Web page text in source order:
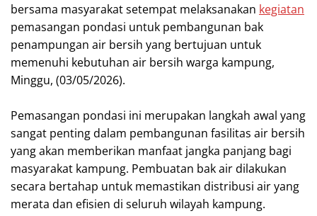
bersama masyarakat setempat melaksanakan kegiatan
pemasangan pondasi untuk pembangunan bak
penampungan air bersih yang bertujuan untuk
memenuhi kebutuhan air bersih warga kampung,
Minggu, (03/05/2026).
‎Pemasangan pondasi ini merupakan langkah awal yang
sangat penting dalam pembangunan fasilitas air bersih
yang akan memberikan manfaat jangka panjang bagi
masyarakat kampung. Pembuatan bak air dilakukan
secara bertahap untuk memastikan distribusi air yang
merata dan efisien di seluruh wilayah kampung.